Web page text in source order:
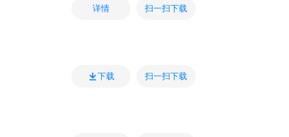
详情 扫一扫下载
下载 扫一扫下载